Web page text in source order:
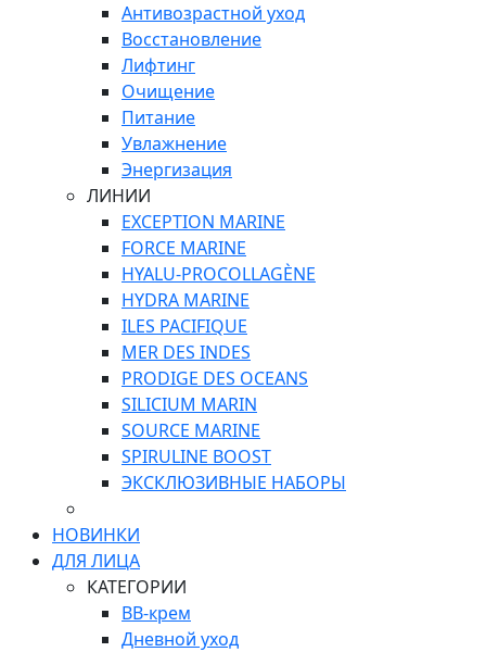
Антивозрастной уход
Восстановление
Лифтинг
Очищение
Питание
Увлажнение
Энергизация
ЛИНИИ
EXCEPTION MARINE
FORCE MARINE
HYALU-PROCOLLAGÈNE
HYDRA MARINE
ILES PACIFIQUE
MER DES INDES
PRODIGE DES OCEANS
SILICIUM MARIN
SOURCE MARINE
SPIRULINE BOOST
ЭКСКЛЮЗИВНЫЕ НАБОРЫ
НОВИНКИ
ДЛЯ ЛИЦА
КАТЕГОРИИ
ВВ-крем
Дневной уход